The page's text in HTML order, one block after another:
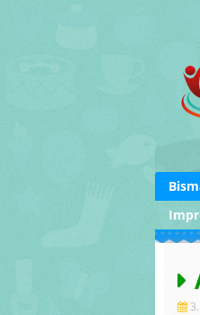
content
Die